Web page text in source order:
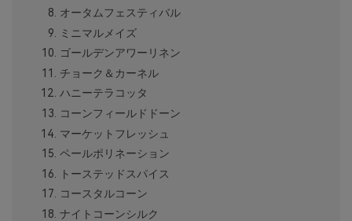
オータムフェスティバル
ミニマルメイズ
ゴールデンアワーリネン
チョーク＆カーネル
ハニーテラコッタ
コーンフィールドドーン
マーケットフレッシュ
ペールポリネーション
トーステッドスパイス
コースタルコーン
ナイトコーンシルク